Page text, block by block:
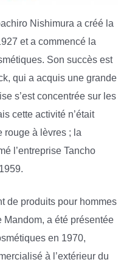
Nishimura a créé la
et a commencé la
Son succès est
qui a acquis une grande
s’est concentrée sur les
cette activité n’était
rouge à lèvres ; la
l’entreprise Tancho
de produits pour hommes
a été présentée
en 1970,
à l’extérieur du